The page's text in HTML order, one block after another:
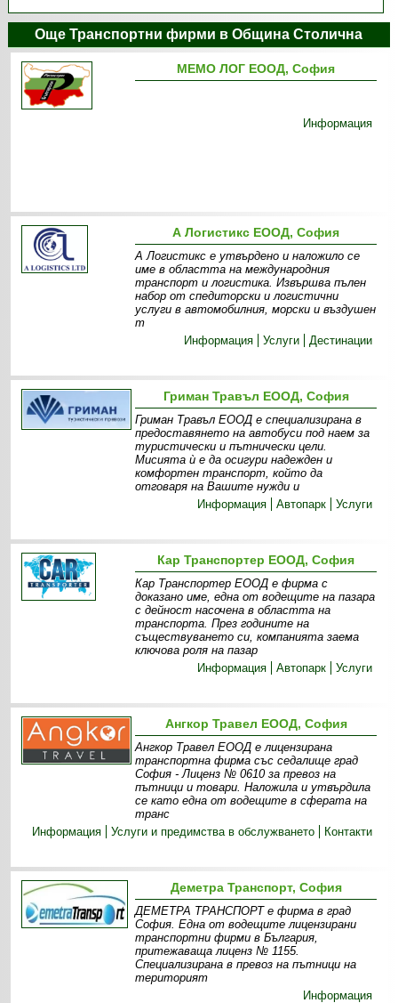
Още Транспортни фирми в Община Столична
МЕМО ЛОГ ЕООД, София
Информация
А Логистикс ЕООД, София
А Логистикс е утвърдено и наложило се
име в областта на международния
транспорт и логистика. Извършва пълен
набор от спедиторски и логистични
услуги в автомобилния, морски и въздушен
т
Информация
Услуги Дестинации
Гриман Травъл ЕООД, София
Гриман Травъл ЕООД е специализирана в
предоставянето на автобуси под наем за
туристически и пътнически цели.
Мисията ѝ е да осигури надежден и
комфортен транспорт, който да
отговаря на Вашите нужди и
Информация
Автопарк Услуги
Кар Транспортер ЕООД, София
Кар Транспортер ЕООД е фирма с
доказано име, една от водещите на пазара
с дейност насочена в областта на
транспорта. През годините на
съществуването си, компанията заема
ключова роля на пазар
Информация
Автопарк Услуги
Ангкор Травел ЕООД, София
Ангкор Травел ЕООД е лицензирана
транспортна фирма със седалище град
София - Лиценз № 0610 за превоз на
пътници и товари. Наложила и утвърдила
се като една от водещите в сферата на
транс
Информация
Услуги и предимства в обслужването Контакти
Деметра Транспорт, София
ДЕМЕТРА ТРАНСПОРТ е фирма в град
София. Една от водещите лицензирани
транспортни фирми в България,
притежаваща лиценз № 1155.
Специализирана в превоз на пътници на
територият
Информация